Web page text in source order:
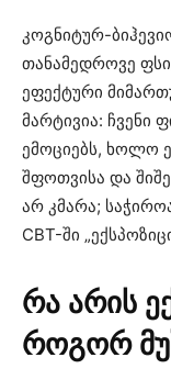
კოგნიტურ-
თანამედროვე
ეფექტური
მარტივია: ჩვენი
ემოციებს, ხოლო
შფოთვისა და
არ კმარა;
CBT-ში
რა არის
როგორ